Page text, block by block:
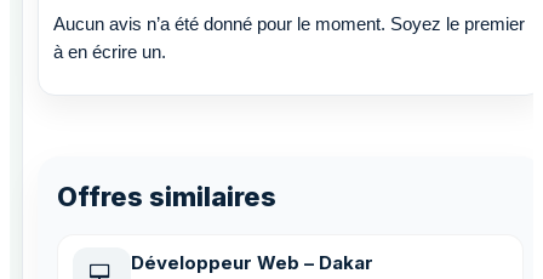
Aucun avis n’a été donné pour le moment. Soyez le premier
à en écrire un.
Offres similaires
Développeur Web – Dakar